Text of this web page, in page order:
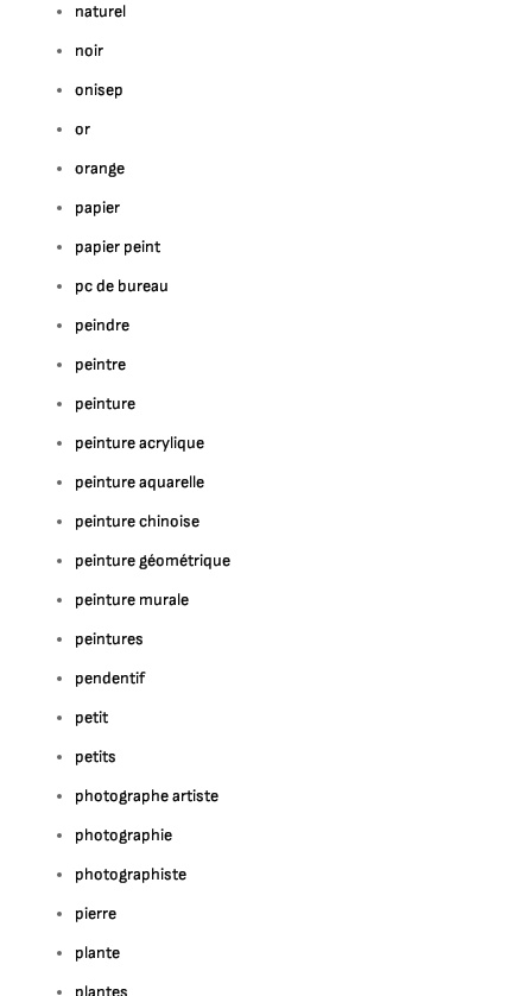
naturel
noir
onisep
or
orange
papier
papier peint
pc de bureau
peindre
peintre
peinture
peinture acrylique
peinture aquarelle
peinture chinoise
peinture géométrique
peinture murale
peintures
pendentif
petit
petits
photographe artiste
photographie
photographiste
pierre
plante
plantes